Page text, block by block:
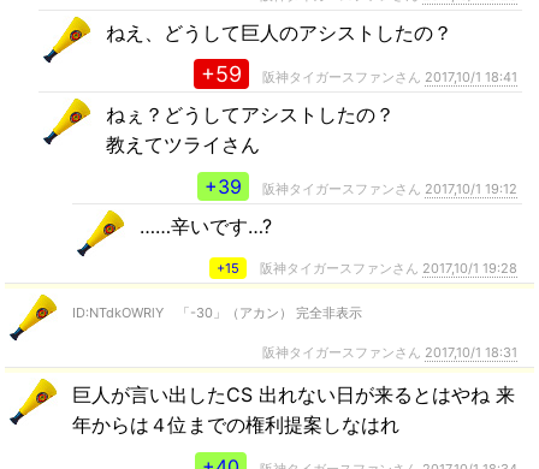
ねえ、どうして巨人のアシストしたの？
+59 阪神タイガースファンさん 2017,10/1 18:41
ねぇ？どうしてアシストしたの？
教えてツライさん
+39
阪神タイガースファンさん 2017,10/1 19:12
……辛いです…?
+15 阪神タイガースファンさん 2017,10/1 19:28
ID:NTdkOWRlY 「-30」（アカン） 完全非表示
阪神タイガースファンさん 2017,10/1 18:31
巨人が言い出したCS 出れない日が来るとはやね 来
年からは４位までの権利提案しなはれ